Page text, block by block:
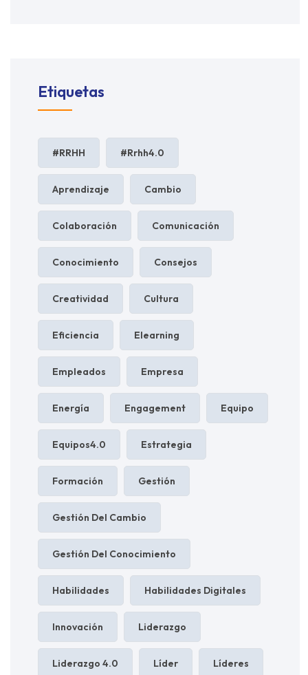
Etiquetas
#RRHH #rrhh4.0
Aprendizaje Cambio
Colaboración Comunicación
Conocimiento Consejos
Creatividad Cultura
Eficiencia Elearning
Empleados Empresa
Energía Engagement Equipo
Equipos4.0 Estrategia
Formación Gestión
Gestión Del Cambio
Gestión Del Conocimiento
Habilidades Habilidades Digitales
Innovación Liderazgo
Liderazgo 4.0 Líder Líderes